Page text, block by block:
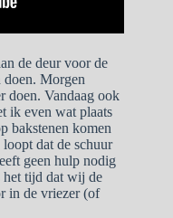
de deur voor de
doen. Morgen
doen. Vandaag ook
ik even wat plaats
bakstenen komen
dat de schuur
geen hulp nodig
het tijd dat wij de
in de vriezer (of